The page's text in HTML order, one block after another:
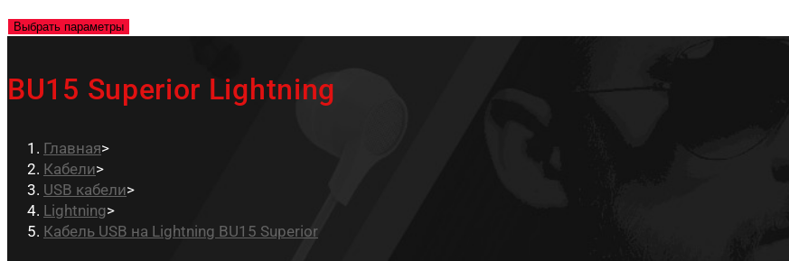
Выбрать параметры
BU15 Superior Lightning
Главная>
Кабели>
USB кабели>
Lightning>
Кабель USB на Lightning BU15 Superior